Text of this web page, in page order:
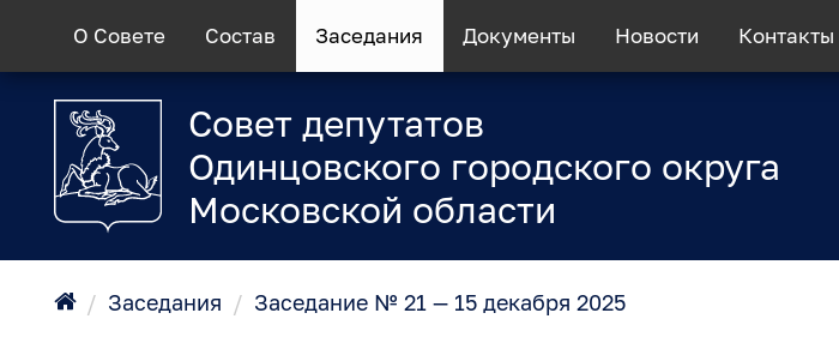
О Совете Состав Заседания Документы Новости Контакты
Совет депутатов
Одинцовского городского округа
Московской области
/ Заседания / Заседание № 21 — 15 декабря 2025